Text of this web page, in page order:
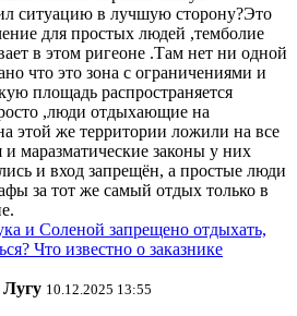
ситуацию в лучшую сторону?Это
для простых людей ,темболие
в этом ригеоне .Там нет ни одной
что это зона с ограничениями и
площадь распространяется
,люди отдыхающие на
этой же территории ложили на все
и маразматические законы у них
и вход запрещён, а простые люди
за тот же самый отдых только в
и Соленой запрещено отдыхать,
Что известно о заказнике
Лугу 10.12.2025 13:55